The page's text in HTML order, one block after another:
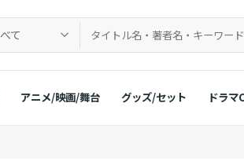
て
アニメ/映画/舞台 グッズ/セット ドラマ